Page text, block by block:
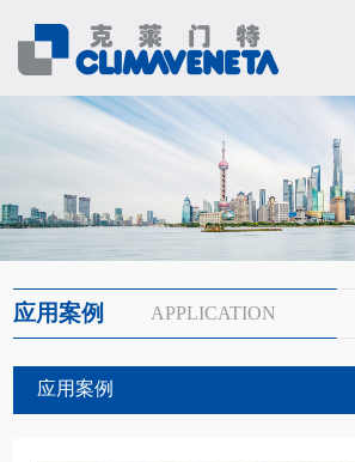
应用案例 APPLICATION
应用案例